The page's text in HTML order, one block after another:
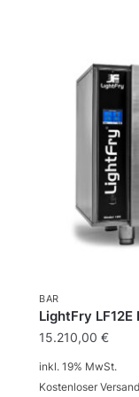
BAR
LightFry
15.210,00 €
inkl. 19% MwSt.
Kostenloser